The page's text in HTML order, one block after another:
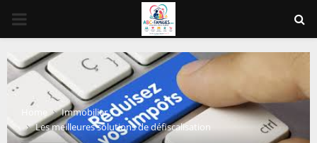
PRIMARY
MENU
Home
Immobilier
Les meilleures solutions de défiscalisation